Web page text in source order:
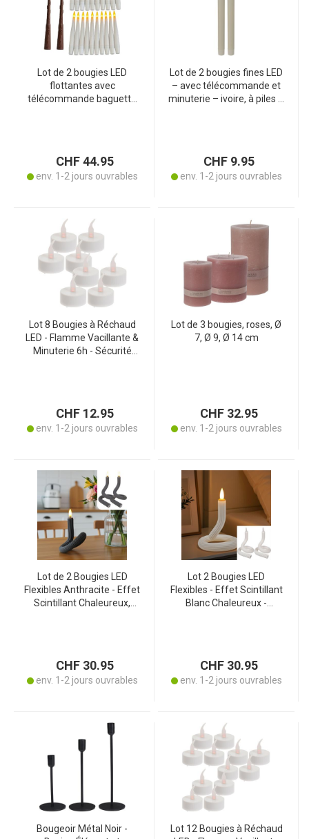
Lot de 2 bougies LED
flottantes avec
télécommande baguette
CHF 44.95
env. 1-2 jours ouvrables
Lot de 2 bougies fines LED
– avec télécommande et
minuterie – ivoire, à piles –
CHF 9.95
env. 1-2 jours ouvrables
Lot 8 Bougies à Réchaud
LED - Flamme Vacillante &
Minuterie 6h - Sécurité
CHF 12.95
env. 1-2 jours ouvrables
Lot de 3 bougies, roses, Ø
7, Ø 9, Ø 14 cm
CHF 32.95
env. 1-2 jours ouvrables
Lot de 2 Bougies LED
Flexibles Anthracite - Effet
Scintillant Chaleureux,
CHF 30.95
env. 1-2 jours ouvrables
Lot 2 Bougies LED
Flexibles - Effet Scintillant
Blanc Chaleureux -
CHF 30.95
env. 1-2 jours ouvrables
Bougeoir Métal Noir -
Lot 12 Bougies à Réchaud